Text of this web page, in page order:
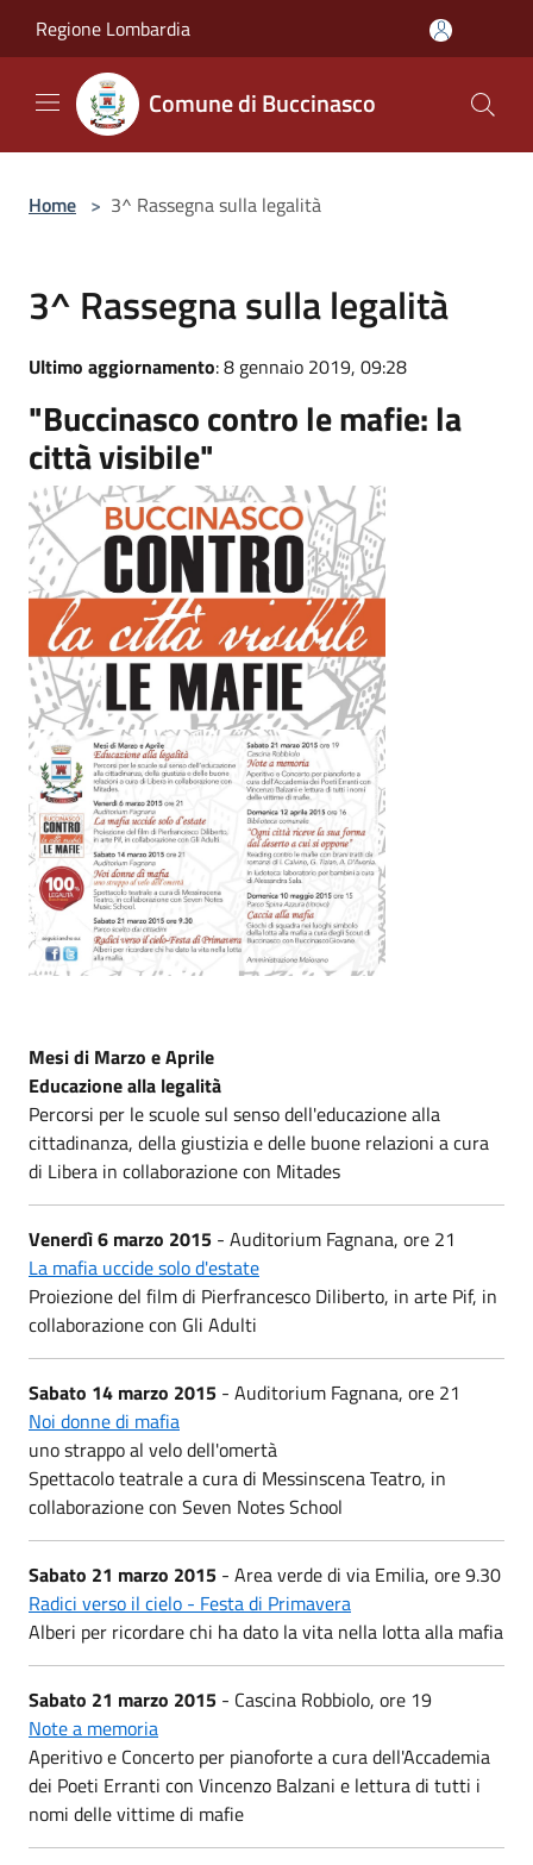
Regione Lombardia
Comune di Buccinasco
Home > 3^ Rassegna sulla legalità
3^ Rassegna sulla legalità
Ultimo aggiornamento: 8 gennaio 2019, 09:28
"Buccinasco contro le mafie: la
città visibile"
Mesi di Marzo e Aprile
Educazione alla legalità
Percorsi per le scuole sul senso dell'educazione alla
cittadinanza, della giustizia e delle buone relazioni a cura
di Libera in collaborazione con Mitades
Venerdì 6 marzo 2015 - Auditorium Fagnana, ore 21
La mafia uccide solo d'estate
Proiezione del film di Pierfrancesco Diliberto, in arte Pif, in
collaborazione con Gli Adulti
Sabato 14 marzo 2015 - Auditorium Fagnana, ore 21
Noi donne di mafia
uno strappo al velo dell'omertà
Spettacolo teatrale a cura di Messinscena Teatro, in
collaborazione con Seven Notes School
Sabato 21 marzo 2015 - Area verde di via Emilia, ore 9.30
Radici verso il cielo - Festa di Primavera
Alberi per ricordare chi ha dato la vita nella lotta alla mafia
Sabato 21 marzo 2015 - Cascina Robbiolo, ore 19
Note a memoria
Aperitivo e Concerto per pianoforte a cura dell'Accademia
dei Poeti Erranti con Vincenzo Balzani e lettura di tutti i
nomi delle vittime di mafie